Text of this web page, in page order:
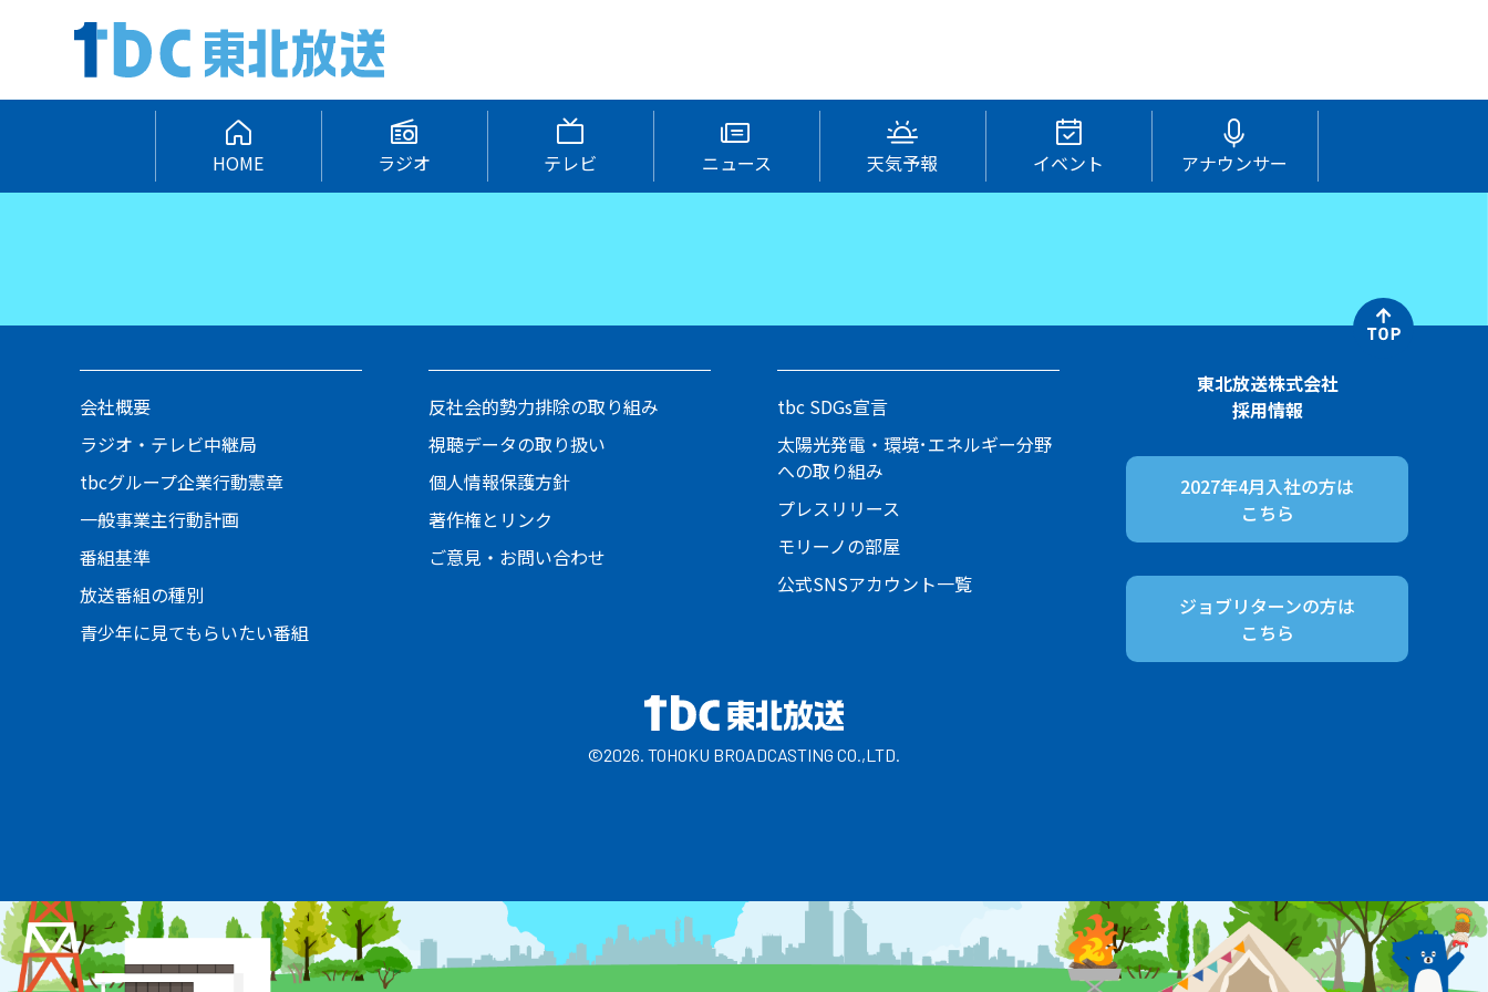
HOME ラジオ テレビ ニュース 天気予報 イベント アナウンサー
会社概要
ラジオ・テレビ中継局
tbcグループ企業行動憲章
一般事業主行動計画
番組基準
放送番組の種別
青少年に見てもらいたい番組
反社会的勢力排除の取り組み
視聴データの取り扱い
個人情報保護方針
著作権とリンク
ご意見・お問い合わせ
tbc SDGs宣言
太陽光発電・環境･エネルギー分野
への取り組み
プレスリリース
モリーノの部屋
公式SNSアカウント一覧
東北放送株式会社
採用情報
2027年4月入社の方は
こちら
ジョブリターンの方は
こちら
©2026. TOHOKU BROADCASTING CO.,LTD.